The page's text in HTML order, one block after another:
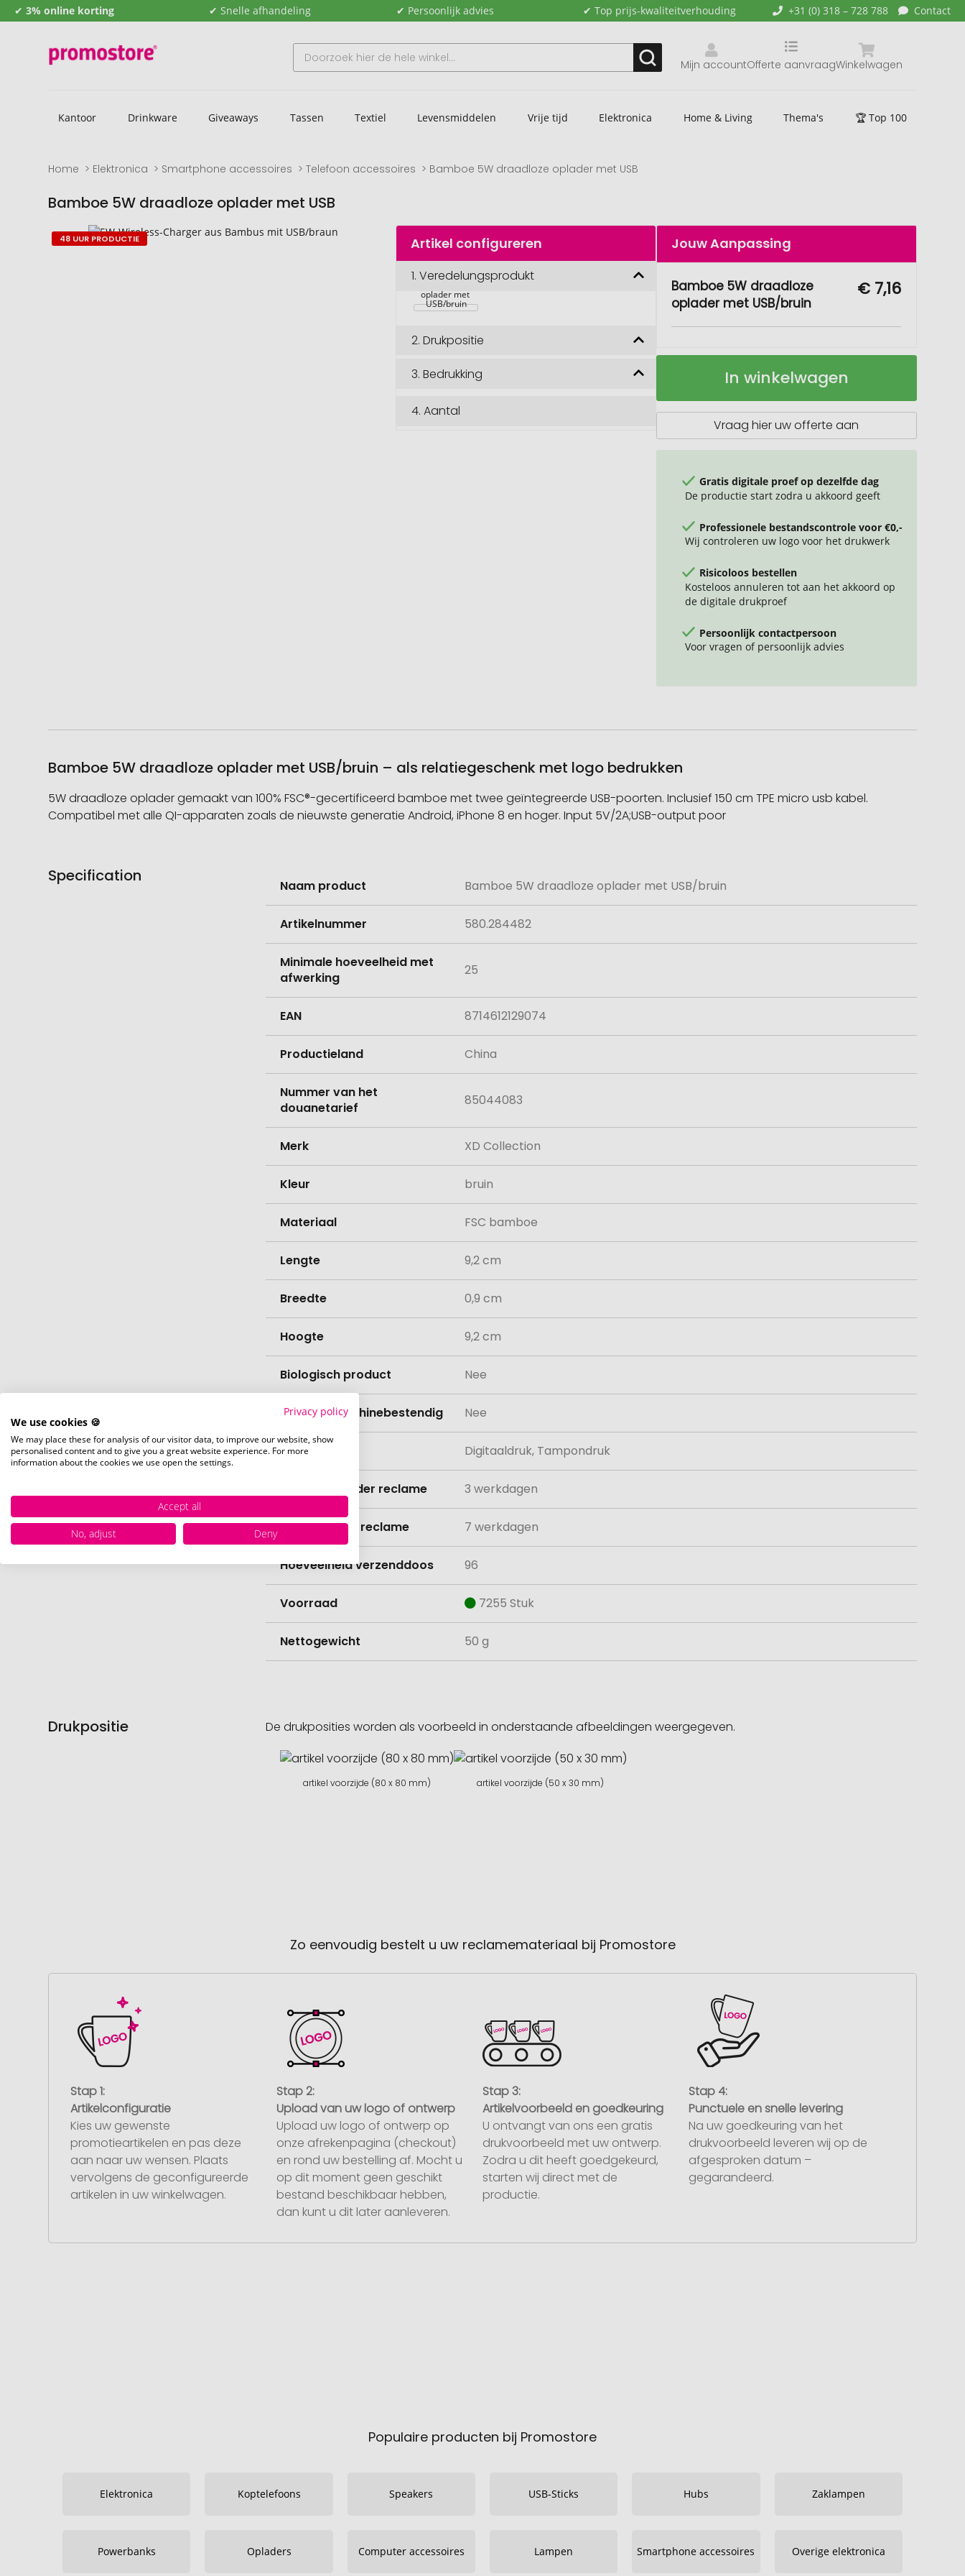
✔ 3% online korting ✔ Snelle afhandeling ✔ Persoonlijk advies ✔ Top prijs-kwaliteitverhouding +31 (0) 318 – 728 788 Contact
Mijn account Winkelwagen
Offerte aanvraag
Kantoor Drinkware Giveaways Tassen Textiel Levensmiddelen Vrije tijd Elektronica Home & Living Thema's 🏆 Top 100
Home Elektronica Smartphone accessoires Telefoon accessoires Bamboe 5W draadloze oplader met USB
Bamboe 5W draadloze oplader met USB
Naar
het
Naar
het
48 UUR PRODUCTIE Artikel configureren
1.Veredelungsprodukt
Bamboe 5W
oplader met
USB/bruin
2.Drukpositie
3.Bedrukking
4.Aantal
Jouw Aanpassing
Bamboe 5W draadloze
oplader met USB/bruin
€ 7,16
Bamboe
oplader
Op
In winkelwagen
Vraag hier uw offerte aan
Gratis digitale proef op dezelfde dag
De productie start zodra u akkoord geeft
Professionele bestandscontrole voor €0,-
Wij controleren uw logo voor het drukwerk
Risicoloos bestellen
Kosteloos annuleren tot aan het akkoord op
de digitale drukproef
Persoonlijk contactpersoon
Voor vragen of persoonlijk advies
Bamboe 5W draadloze oplader met USB/bruin – als relatiegeschenk met logo bedrukken
5W draadloze oplader gemaakt van 100% FSC®-gecertificeerd bamboe met twee geïntegreerde USB-poorten. Inclusief 150 cm TPE micro usb kabel.
Compatibel met alle QI-apparaten zoals de nieuwste generatie Android, iPhone 8 en hoger. Input 5V/2A;USB-output poor
Specification
informatie
Naam product Bamboe 5W draadloze oplader met USB/bruin
Artikelnummer 580.284482
Minimale hoeveelheid met
afwerking
25
EAN 8714612129074
Productieland China
Nummer van het
douanetarief
85044083
Merk XD Collection
Kleur bruin
Materiaal FSC bamboe
Lengte 9,2 cm
Breedte 0,9 cm
Hoogte 9,2 cm
Biologisch product Nee
vaatwasmachinebestendig Nee
Verfijning Digitaaldruk, Tampondruk
Levertijd zonder reclame 3 werkdagen
Levertijd met reclame 7 werkdagen
Hoeveelheid verzenddoos 96
Voorraad 7255 Stuk
Nettogewicht 50 g
Drukpositie De drukposities worden als voorbeeld in onderstaande afbeeldingen weergegeven.
artikel voorzijde (80 x 80 mm) artikel voorzijde (50 x 30 mm)
Zo eenvoudig bestelt u uw reclamemateriaal bij Promostore
Stap 1:
Artikelconfiguratie
Kies uw gewenste
promotieartikelen en pas deze
aan naar uw wensen. Plaats
vervolgens de geconfigureerde
artikelen in uw winkelwagen.
Stap 2:
Upload van uw logo of ontwerp
Upload uw logo of ontwerp op
onze afrekenpagina (checkout)
en rond uw bestelling af. Mocht u
op dit moment geen geschikt
bestand beschikbaar hebben,
dan kunt u dit later aanleveren.
Stap 3:
Artikelvoorbeeld en goedkeuring
U ontvangt van ons een gratis
drukvoorbeeld met uw ontwerp.
Zodra u dit heeft goedgekeurd,
starten wij direct met de
productie.
Stap 4:
Punctuele en snelle levering
Na uw goedkeuring van het
drukvoorbeeld leveren wij op de
afgesproken datum –
gegarandeerd.
Populaire producten bij Promostore
Elektronica Koptelefoons Speakers USB-Sticks Hubs Zaklampen
Powerbanks Opladers Computer accessoires Lampen Smartphone accessoires Overige elektronica
Privacy policy
We use cookies 🍪
We may place these for analysis of our visitor data, to improve our website, show
personalised content and to give you a great website experience. For more
information about the cookies we use open the settings.
Accept all
No, adjust
Deny